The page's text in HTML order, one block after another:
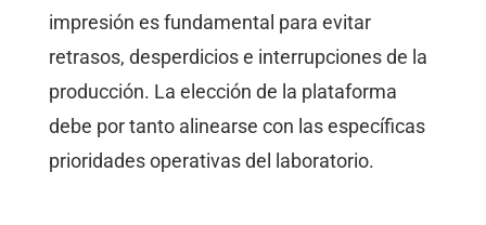
impresión es fundamental para evitar
retrasos, desperdicios e interrupciones de la
producción. La elección de la plataforma
debe por tanto alinearse con las específicas
prioridades operativas del laboratorio.